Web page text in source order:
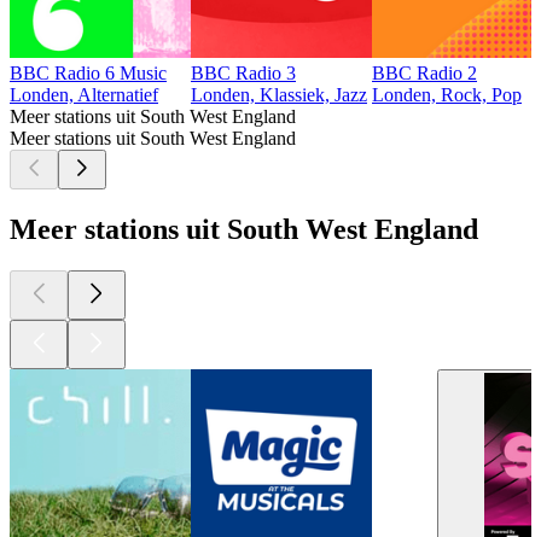
BBC Radio 6 Music
Londen, Alternatief
BBC Radio 3
Londen, Klassiek, Jazz
BBC Radio 2
Londen, Rock, Pop
Meer stations uit South West England
Meer stations uit South West England
Meer stations uit South West England